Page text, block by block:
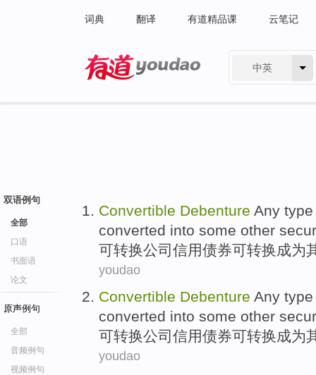
词典 翻译 有道精品课 云笔记
中英
双语例句
全部
口语
书面语
论文
原声例句
全部
音频例句
视频例句
Convertible Debenture Any
converted into some other
可转换公司 信用债券可转换成为
youdao
Convertible Debenture Any
converted into some other
可转换公司 信用债券可转换成为
youdao